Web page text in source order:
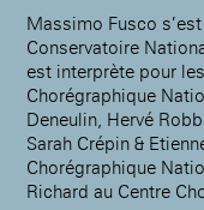
Massimo Fusco
Conservatoire
est interprète pour
Chorégraphique
Deneulin, Hervé
Sarah Crépin &
Chorégraphique
Richard au Centre